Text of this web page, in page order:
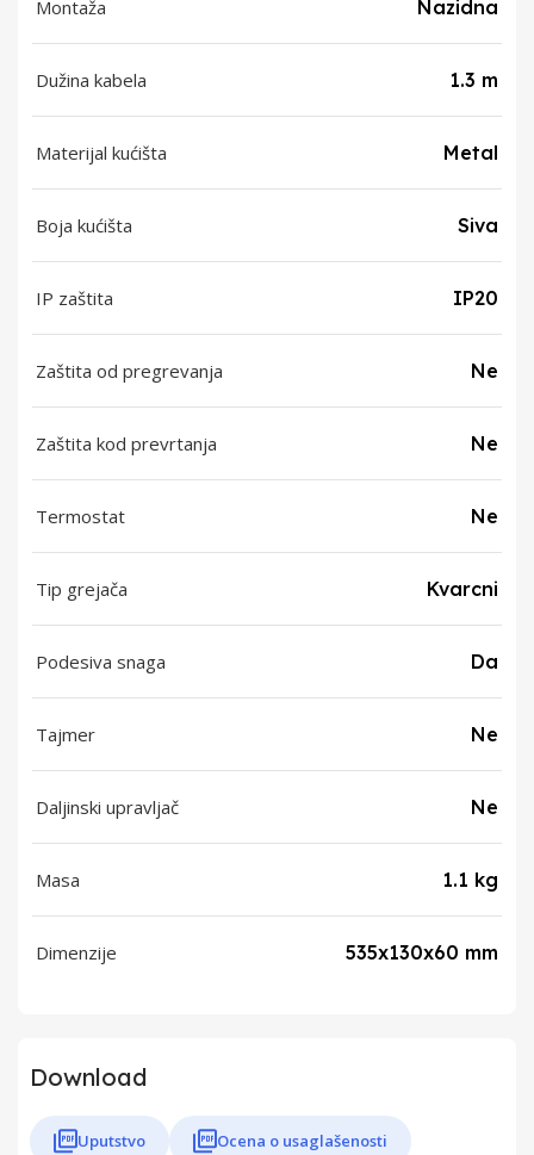
Montaža Nazidna
Dužina kabela 1.3 m
Materijal kućišta Metal
Boja kućišta Siva
IP zaštita IP20
Zaštita od pregrevanja Ne
Zaštita kod prevrtanja Ne
Termostat Ne
Tip grejača Kvarcni
Podesiva snaga Da
Tajmer Ne
Daljinski upravljač Ne
Masa 1.1 kg
Dimenzije 535x130x60 mm
Download
Uputstvo Ocena o usaglašenosti